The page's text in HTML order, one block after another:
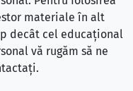
materiale în alt
decât cel educațional
vă rugăm să ne